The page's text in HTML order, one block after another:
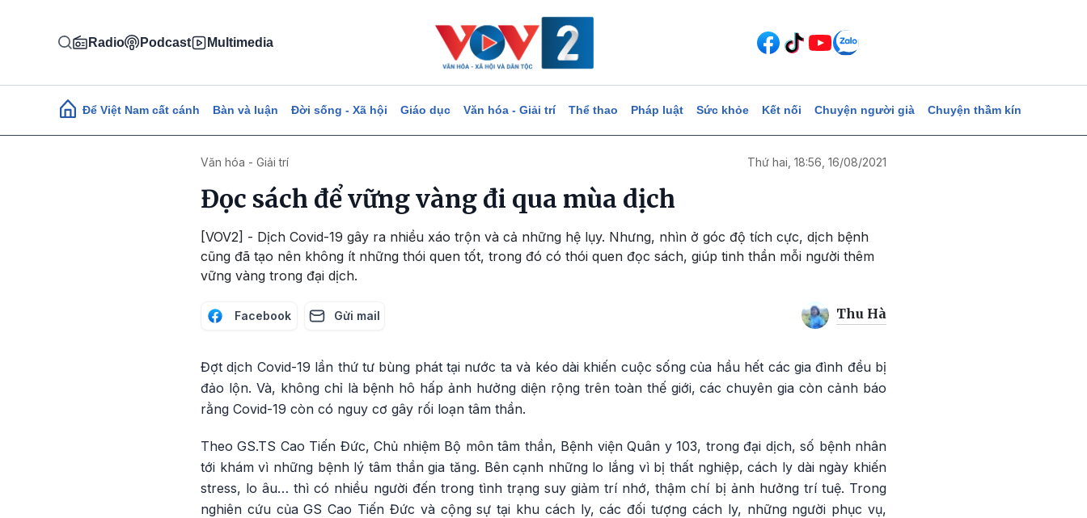
Radio Podcast Multimedia
Main navigation
Để Việt Nam cất cánh Bàn và luận Đời sống - Xã hội Giáo dục Văn hóa - Giải trí Thể thao Pháp luật Sức khỏe Kết nối Chuyện người già Chuyện thầm kín
Văn hóa - Giải trí Thứ hai, 18:56, 16/08/2021
Đọc sách để vững vàng đi qua mùa dịch
[VOV2] - Dịch Covid-19 gây ra nhiều xáo trộn và cả những hệ lụy. Nhưng, nhìn ở góc độ tích cực, dịch bệnh
cũng đã tạo nên không ít những thói quen tốt, trong đó có thói quen đọc sách, giúp tinh thần mỗi người thêm
vững vàng trong đại dịch.
Facebook Gửi mail Thu Hà
Đợt dịch Covid-19 lần thứ tư bùng phát tại nước ta và kéo dài khiến cuộc sống của hầu hết các gia đình đều bị
đảo lộn. Và, không chỉ là bệnh hô hấp ảnh hưởng diện rộng trên toàn thế giới, các chuyên gia còn cảnh báo
rằng Covid-19 còn có nguy cơ gây rối loạn tâm thần.
Theo GS.TS Cao Tiến Đức, Chủ nhiệm Bộ môn tâm thần, Bệnh viện Quân y 103, trong đại dịch, số bệnh nhân
tới khám vì những bệnh lý tâm thần gia tăng. Bên cạnh những lo lắng vì bị thất nghiệp, cách ly dài ngày khiến
stress, lo âu… thì có nhiều người đến trong tình trạng suy giảm trí nhớ, thậm chí bị ảnh hưởng trí tuệ. Trong
nghiên cứu của GS Cao Tiến Đức và cộng sự tại khu cách ly, các đối tượng cách ly, những người phục vụ,